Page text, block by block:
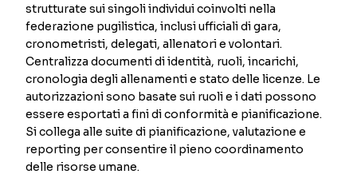
strutturate sui singoli individui coinvolti nella
federazione pugilistica, inclusi ufficiali di gara,
cronometristi, delegati, allenatori e volontari.
Centralizza documenti di identità, ruoli, incarichi,
cronologia degli allenamenti e stato delle licenze. Le
autorizzazioni sono basate sui ruoli e i dati possono
essere esportati a fini di conformità e pianificazione.
Si collega alle suite di pianificazione, valutazione e
reporting per consentire il pieno coordinamento
delle risorse umane.